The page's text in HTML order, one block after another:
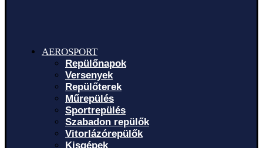
AEROSPORT
Repülőnapok
Versenyek
Repülőterek
Műrepülés
Sportrepülés
Szabadon repülők
Vitorlázórepülők
Kisgépek